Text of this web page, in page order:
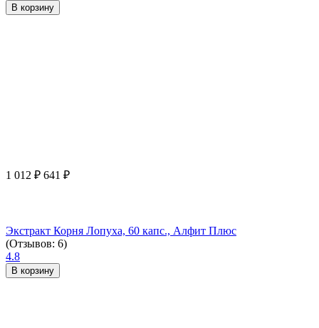
В корзину
1 012 ₽ 641 ₽
Экстракт Корня Лопуха, 60 капс., Алфит Плюс
(Отзывов: 6)
4.8
В корзину